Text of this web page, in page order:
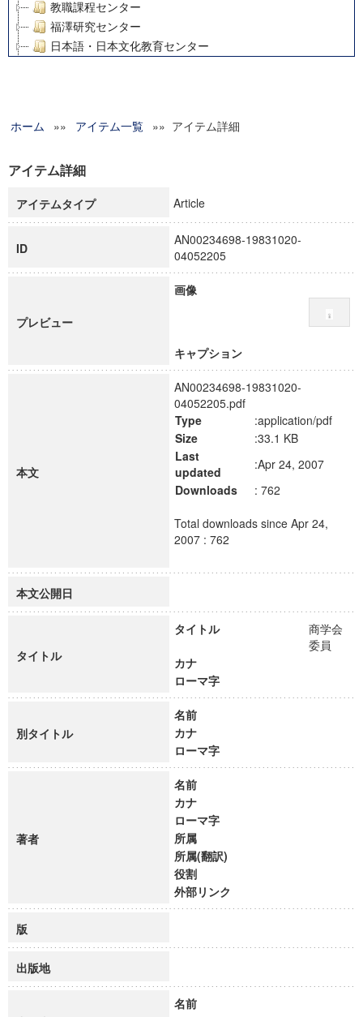
教職課程センター
福澤研究センター
日本語・日本文化教育センター
グローバルリサーチインスティテュート
科学研究費補助金研究成果報告書
慶應義塾大学グローバルCOEプログラム市民社会ガバナンス
慶應義塾大学グローバルCOEプログラム論理と感性の先端的
博士課程教育リーディングプログラム「超成熟社会発展のサ
ホーム »» アイテム一覧 »» アイテム詳細
アイテム詳細
アイテムタイプ Article
ID
AN00234698-19831020-
04052205
プレビュー
画像
キャプション
本文
AN00234698-19831020-
04052205.pdf
Type
:application/pdf
Size
:33.1 KB
Last
updated
:Apr 24, 2007
Downloads
: 762
Total downloads since Apr 24,
2007 : 762
本文公開日
タイトル
タイトル
商学会
委員
カナ
ローマ字
別タイトル
名前
カナ
ローマ字
著者
名前
カナ
ローマ字
所属
所属(翻訳)
役割
外部リンク
版
出版地
名前